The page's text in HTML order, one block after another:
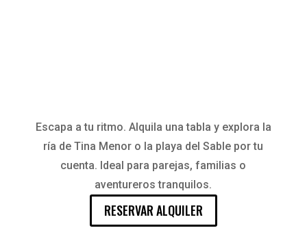
Escapa a tu ritmo. Alquila una tabla y explora la
ría de Tina Menor o la playa del Sable por tu
cuenta. Ideal para parejas, familias o
aventureros tranquilos.
RESERVAR ALQUILER